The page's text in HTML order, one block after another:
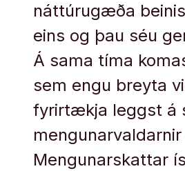
náttúrugæða
eins og þau séu
Á sama tíma
sem engu breyta
fyrirtækja leggst á
Mengunarskattar